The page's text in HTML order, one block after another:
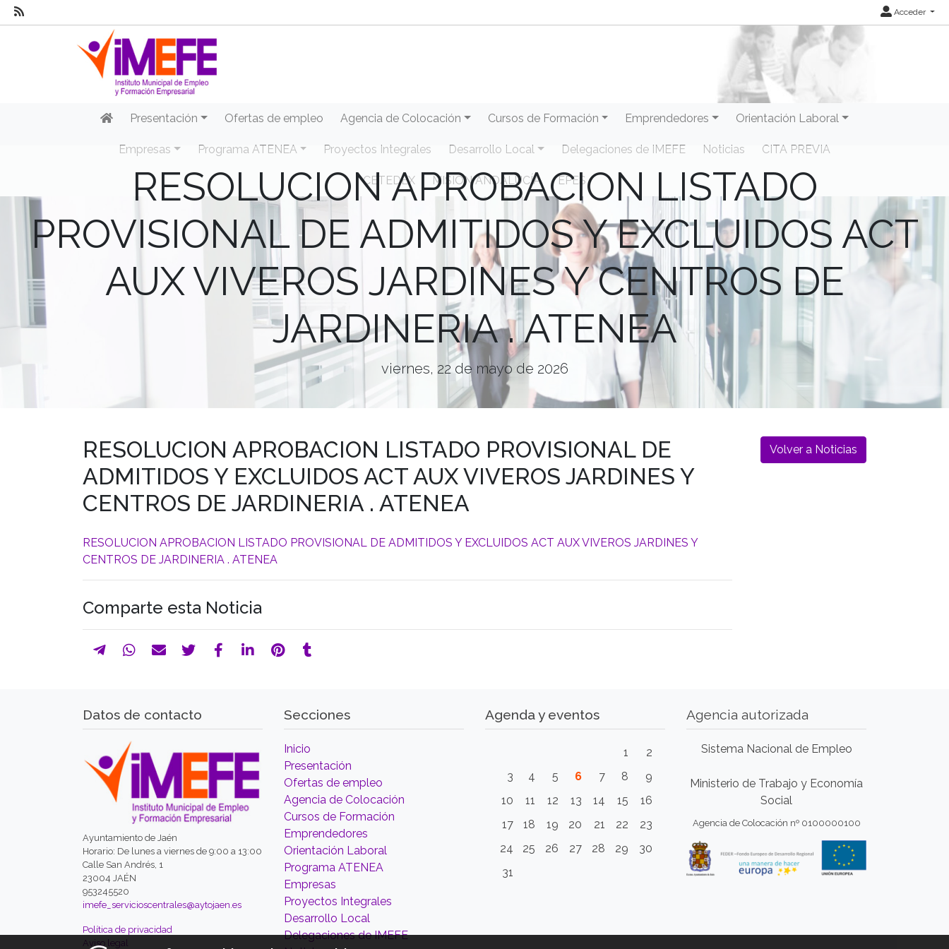
Acceder
Presentación Ofertas de empleo Agencia de Colocación Cursos de Formación Emprendedores Orientación Laboral
Empresas Programa ATENEA Proyectos Integrales Desarrollo Local Delegaciones de IMEFE Noticias CITA PREVIA
CETEDEX MISIÓN ANDALUCÍA EPES
RESOLUCION APROBACION LISTADO
PROVISIONAL DE ADMITIDOS Y EXCLUIDOS ACT
AUX VIVEROS JARDINES Y CENTROS DE
JARDINERIA . ATENEA
viernes, 22 de mayo de 2026
RESOLUCION APROBACION LISTADO PROVISIONAL DE
ADMITIDOS Y EXCLUIDOS ACT AUX VIVEROS JARDINES Y
CENTROS DE JARDINERIA . ATENEA
RESOLUCION APROBACION LISTADO PROVISIONAL DE ADMITIDOS Y EXCLUIDOS ACT AUX VIVEROS JARDINES Y
CENTROS DE JARDINERIA . ATENEA
Comparte esta Noticia
Volver a Noticias
Datos de contacto
Ayuntamiento de Jaén
Horario: De lunes a viernes de 9:00 a 13:00
Calle San Andrés, 1
23004 JAÉN
953245520
imefe_servicioscentrales@aytojaen.es
Política de privacidad
Aviso legal
Secciones
Inicio
Presentación
Ofertas de empleo
Agencia de Colocación
Cursos de Formación
Emprendedores
Orientación Laboral
Programa ATENEA
Empresas
Proyectos Integrales
Desarrollo Local
Delegaciones de IMEFE
Agenda y eventos
1
2
3
4 5 6 7 8
9
10
11 12 13 14 15
16
17
18 19 20 21 22
23
24
25 26 27 28 29
30
31
Agencia autorizada
Sistema Nacional de Empleo
Ministerio de Trabajo y Economía
Social
Agencia de Colocación nº 0100000100